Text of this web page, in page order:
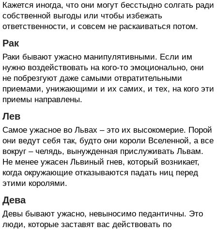
Кажется иногда, что они могут бесстыдно солгать ради
собственной выгоды или чтобы избежать
ответственности, и совсем не раскаиваться потом.
Рак
Раки бывают ужасно манипулятивными. Если им
нужно воздействовать на кого-то эмоционально, они
не побрезгуют даже самыми отвратительными
приемами, унижающими и их самих, и тех, на кого эти
приемы направлены.
Лев
Самое ужасное во Львах – это их высокомерие. Порой
они ведут себя так, будто они короли Вселенной, а все
вокруг – челядь, вынужденная прислуживать Львам.
Не менее ужасен Львиный гнев, который возникает,
когда окружающие отказываются падать ниц перед
этими королями.
Дева
Девы бывают ужасно, невыносимо педантичны. Это
люди, которые заставят вас действовать по